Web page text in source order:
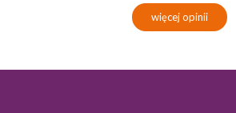
więcej opinii